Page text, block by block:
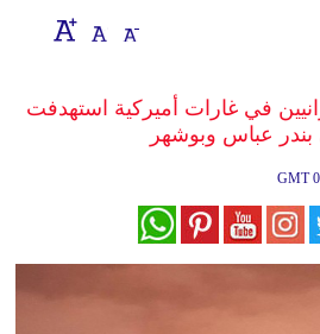
إقتصاد
وموسيقى
سياحة
إيرانيين في غارات أميركية استهدفت
بندر عباس وبوشهر
GMT